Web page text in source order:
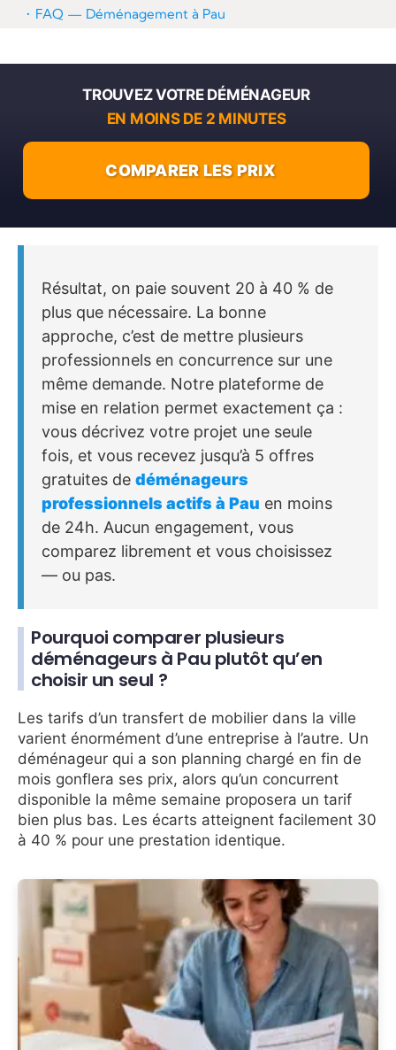
Résultat, on paie souvent 20 à 40 % de
plus que nécessaire. La bonne
approche, c’est de mettre plusieurs
professionnels en concurrence sur une
même demande. Notre plateforme de
mise en relation permet exactement ça :
vous décrivez votre projet une seule
fois, et vous recevez jusqu’à 5 offres
gratuites de déménageurs
professionnels actifs à Pau en moins
de 24h. Aucun engagement, vous
comparez librement et vous choisissez
— ou pas.
Pourquoi comparer plusieurs
déménageurs à Pau plutôt qu’en
choisir un seul ?
Les tarifs d’un transfert de mobilier dans la ville
varient énormément d’une entreprise à l’autre. Un
déménageur qui a son planning chargé en fin de
mois gonflera ses prix, alors qu’un concurrent
disponible la même semaine proposera un tarif
bien plus bas. Les écarts atteignent facilement 30
à 40 % pour une prestation identique.
FAQ — Déménagement à Pau
TROUVEZ VOTRE DÉMÉNAGEUR
EN MOINS DE 2 MINUTES
COMPARER LES PRIX